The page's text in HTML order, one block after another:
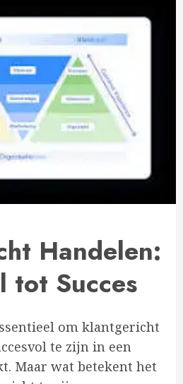
Handelen:
tot Succes
om klantgericht
te zijn in een
Maar wat betekent het